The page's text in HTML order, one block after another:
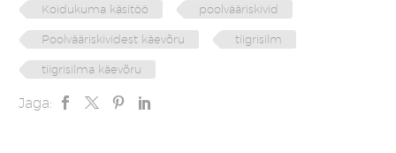
Koidukuma käsitöö poolvääriskivid
Poolvääriskividest käevõru tiigrisilm
tiigrisilma käevõru
Jaga: